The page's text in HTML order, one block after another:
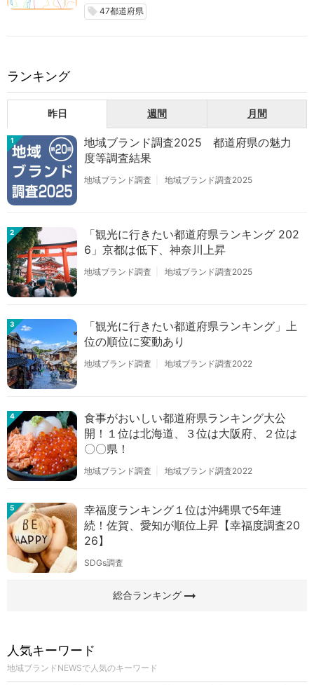
local_offer 47都道府県
ランキング
昨日 週間 月間
1
地域ブランド調査2025 都道府県の魅力
度等調査結果
地域ブランド調査 地域ブランド調査2025
2
「観光に行きたい都道府県ランキング 202
6」京都は低下、神奈川上昇
地域ブランド調査 地域ブランド調査2025
3
「観光に行きたい都道府県ランキング」上
位の順位に変動あり
地域ブランド調査 地域ブランド調査2022
4
食事がおいしい都道府県ランキング大公
開！１位は北海道、３位は大阪府、２位は
〇〇県！
地域ブランド調査 地域ブランド調査2022
5
幸福度ランキング１位は沖縄県で5年連
続！佐賀、愛知が順位上昇【幸福度調査20
26】
SDGs調査
総合ランキングarrow_right_alt
人気キーワード
地域ブランドNEWSで人気のキーワード